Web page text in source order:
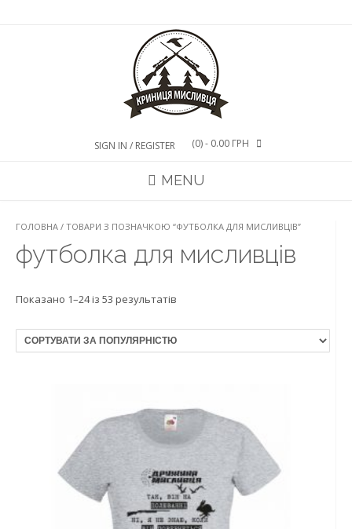
SIGN IN / REGISTER (0)- 0.00 ГРН
MENU
ГОЛОВНА / ТОВАРИ З ПОЗНАЧКОЮ “ФУТБОЛКА ДЛЯ МИСЛИВЦІВ”
футболка для мисливців
Показано 1–24 iз 53 результатiв